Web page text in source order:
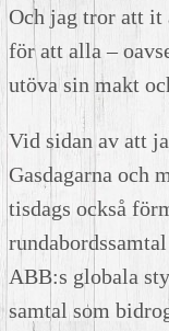
Och jag tror att it
för att alla –
utöva sin makt
Vid sidan av att
Gasdagarna och
tisdags också
ABB:s globala
samtal som